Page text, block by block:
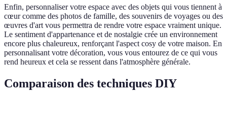
Enfin, personnaliser votre espace avec des objets qui vous tiennent à
cœur comme des photos de famille, des souvenirs de voyages ou des
œuvres d'art vous permettra de rendre votre espace vraiment unique.
Le sentiment d'appartenance et de nostalgie crée un environnement
encore plus chaleureux, renforçant l'aspect cosy de votre maison. En
personnalisant votre décoration, vous vous entourez de ce qui vous
rend heureux et cela se ressent dans l'atmosphère générale.
Comparaison des techniques DIY